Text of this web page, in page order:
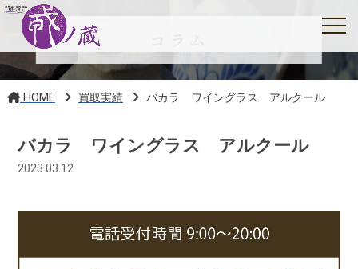
HOME 買取実績 バカラ ワイングラス アルクール
バカラ ワイングラス アルクール
2023.03.12